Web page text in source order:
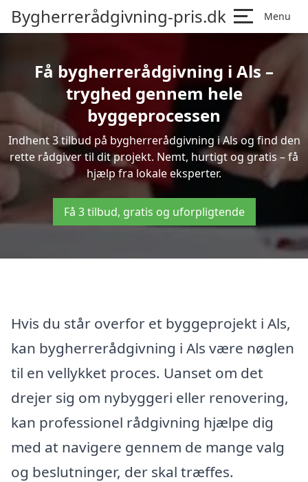
Bygherrerådgivning-pris.dk Menu
Få bygherrerådgivning i Als –
tryghed gennem hele
byggeprocessen
Indhent 3 tilbud på bygherrerådgivning i Als og find den
rette rådgiver til dit projekt. Nemt, hurtigt og gratis – få
hjælp fra lokale eksperter.
Få 3 tilbud, gratis og uforpligtende
Hvis du står overfor et byggeprojekt i Als,
kan bygherrerådgivning i Als være nøglen
til en vellykket proces. Uanset om det
drejer sig om nybyggeri eller renovering,
kan professionel rådgivning hjælpe dig
med at navigere gennem de mange valg
og beslutninger, der skal træffes.